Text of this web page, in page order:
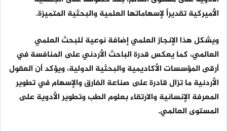
الأميركية تقديراً لإسهاماتها العلمية والبحثية المتميزة.
ويشكل هذا الإنجاز العلمي إضافة نوعية للبحث العلمي
العالمي، كما يعكس قدرة الباحث الأردني على المنافسة في
أرقى المؤسسات الأكاديمية والبحثية الدولية، ويؤكد أن العقول
الأردنية ما تزال قادرة على صناعة الفارق والإسهام في تطوير
المعرفة الإنسانية والارتقاء بعلوم الطب وتطوير الأدوية على
المستوى العالمي.